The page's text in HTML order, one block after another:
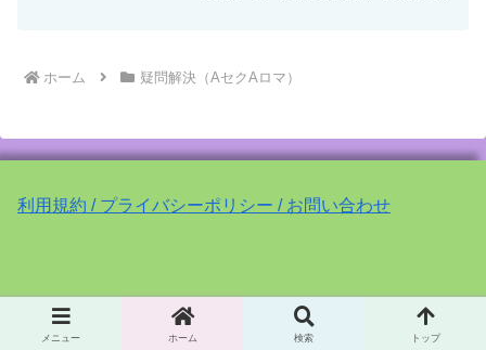
ホーム
疑問解決（AセクAロマ）
利用規約 / プライバシーポリシー / お問い合わせ
© 2026 AセクAロマ部 acearobu.com
メニュー ホーム 検索 トップ